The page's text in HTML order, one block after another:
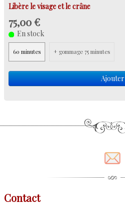
Libère le visage et le crâne
75,00 €
En stock
60 minutes + gommage 75 minutes
Ajouter
Contact